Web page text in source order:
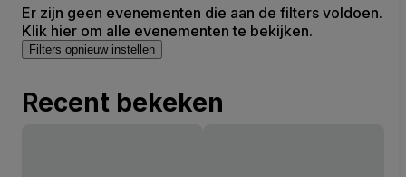
Er zijn geen evenementen die aan de filters voldoen.
Klik hier om alle evenementen te bekijken.
Filters opnieuw instellen
Recent bekeken